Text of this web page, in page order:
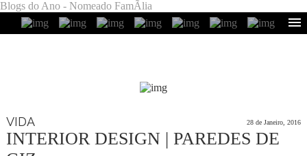
Blogs do Ano - Nomeado FamÃ­lia
VIDA 28 de Janeiro, 2016
INTERIOR DESIGN | PAREDES DE